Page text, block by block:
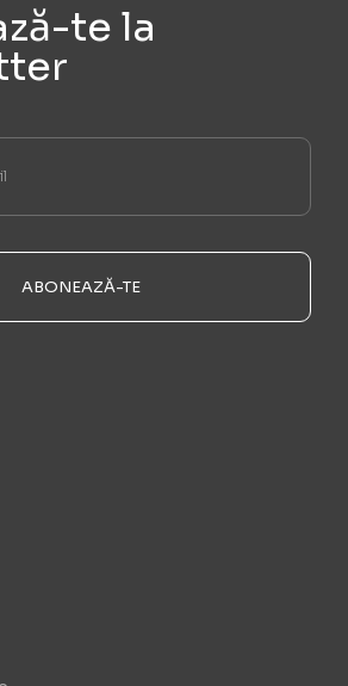
te la
ABONEAZĂ-TE